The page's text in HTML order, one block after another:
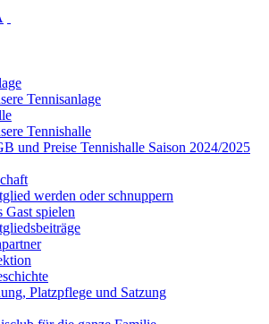
Tennisanlage
Tennishalle
und Preise Tennishalle Saison 2024/2025
werden oder schnuppern
Gast spielen
Platzpflege und Satzung